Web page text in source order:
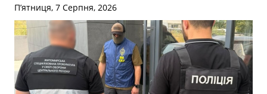
П’ятниця, 7 Серпня, 2026